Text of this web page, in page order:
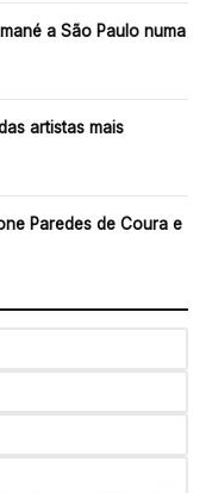
a São Paulo numa
artistas mais
Paredes de Coura e